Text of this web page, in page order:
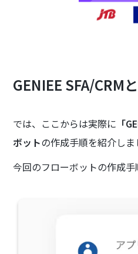
GENIEE SFA/
では、ここからは実際に 「
ボットの作成手順を紹介しま
今回のフローボットの作成